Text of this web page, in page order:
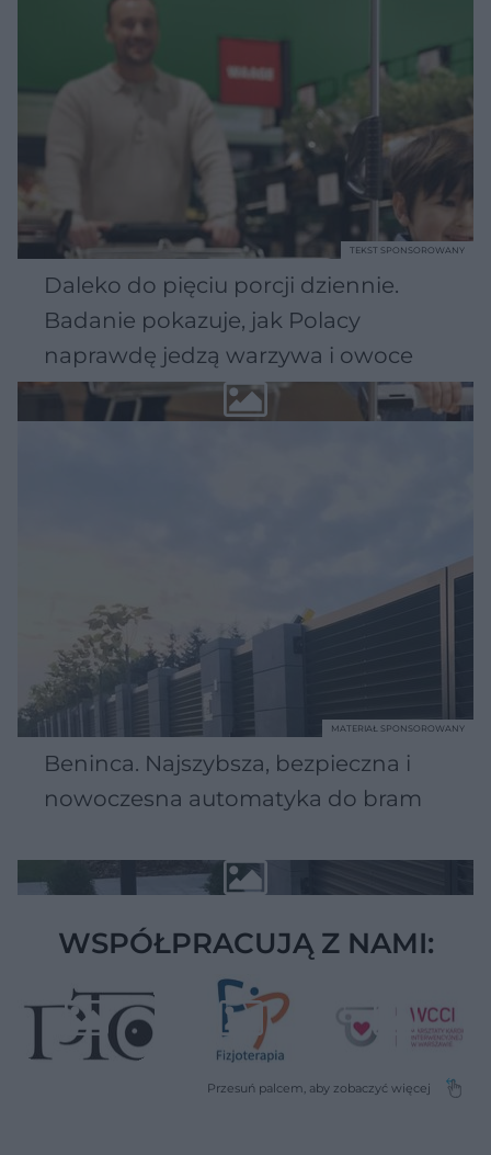
Daleko do pięciu porcji dziennie.
Badanie pokazuje, jak Polacy
naprawdę jedzą warzywa i owoce
TEKST SPONSOROWANY
Beninca. Najszybsza, bezpieczna i
nowoczesna automatyka do bram
MATERIAŁ SPONSOROWANY
WSPÓŁPRACUJĄ Z NAMI: